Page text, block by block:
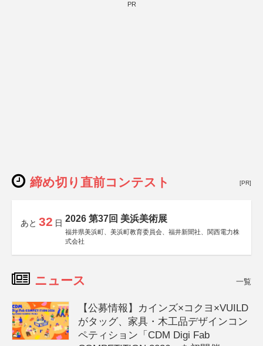
PR
締め切り直前コンテスト [PR]
あと 32 日 2026 第37回 美浜美術展
福井県美浜町、美浜町教育委員会、福井新聞社、関西電力株
式会社
ニュース 一覧
【公募情報】カインズ×コクヨ×VUILD
がタッグ、家具・木工品デザインコン
ペティション「CDM Digi Fab